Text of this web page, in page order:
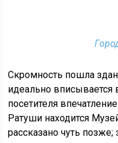
Скромность пошла
идеально вписывается
посетителя
Ратуши находится
рассказано чуть позже;